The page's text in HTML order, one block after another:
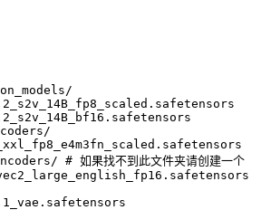
# 如果找不到此文件夹请创建一个